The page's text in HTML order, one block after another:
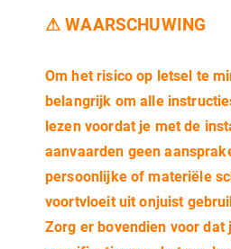
⚠ WAARSCHUWING
Om het risico op letsel te
belangrijk om alle
lezen voordat je met de
aanvaarden geen
persoonlijke of materiële
voortvloeit uit onjuist
Zorg er bovendien voor dat